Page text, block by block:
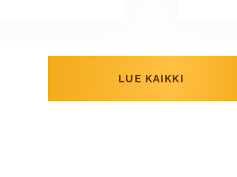
LUE KAIKKI